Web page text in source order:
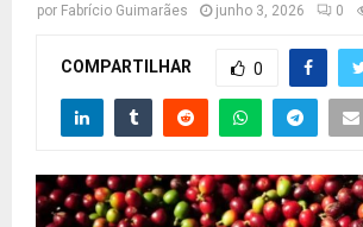
por Fabrício Guimarães junho 3, 2026 0
COMPARTILHAR 0